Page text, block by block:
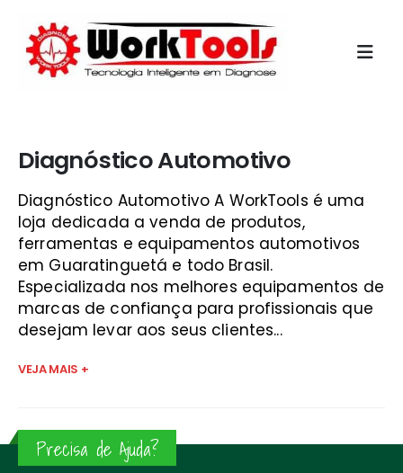
Diagnóstico Automotivo
Diagnóstico Automotivo A WorkTools é uma
loja dedicada a venda de produtos,
ferramentas e equipamentos automotivos
em Guaratinguetá e todo Brasil.
Especializada nos melhores equipamentos de
marcas de confiança para profissionais que
desejam levar aos seus clientes...
VEJA MAIS +
Precisa de Ajuda?